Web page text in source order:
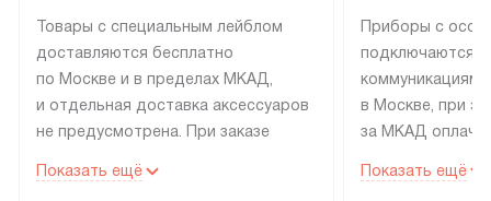
Товары с специальным лейблом
доставляются бесплатно
по Москве и в пределах МКАД,
и отдельная доставка аксессуаров
не предусмотрена. При заказе
рекомендуем обсудить
Показать ещё
Приборы с
подключаются к
коммуникациям
в Москве, при
за МКАД
партнера
Показать ещё